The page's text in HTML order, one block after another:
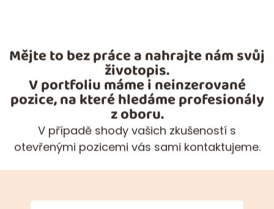
Mějte to bez práce a nahrajte nám svůj
životopis.
V portfoliu máme i neinzerované
pozice, na které hledáme profesionály
z oboru.
V případě shody vašich zkušeností s
otevřenými pozicemi vás sami kontaktujeme.